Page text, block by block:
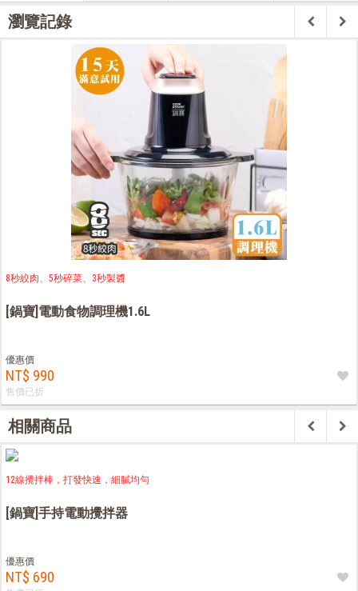
瀏覽記錄
8秒絞肉、5秒碎菜、3秒製醬
[鍋寶]電動食物調理機1.6L
優惠價
NT$ 990
售價已折
相關商品
12線攪拌棒，打發快速，細膩均勻
[鍋寶]手持電動攪拌器
優惠價
NT$ 690